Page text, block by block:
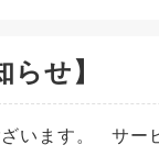
せ】
います。 サー